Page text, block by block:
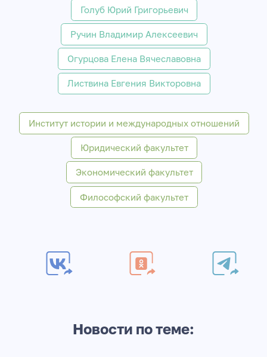
Голуб Юрий Григорьевич
Ручин Владимир Алексеевич
Огурцова Елена Вячеславовна
Листвина Евгения Викторовна
Институт истории и международных отношений
Юридический факультет
Экономический факультет
Философский факультет
Новости по теме: